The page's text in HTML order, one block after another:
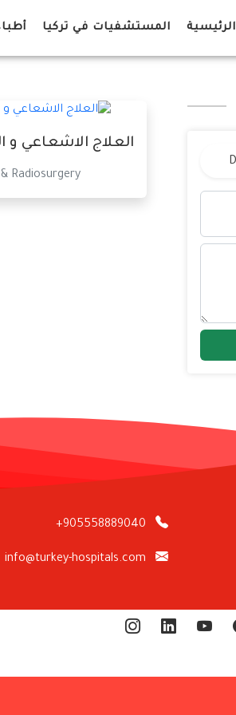
الرئيسية المستشفيات في تركيا
العلاج الاشعاعي و
Radiosurgery
+905558889040
info@turkey-hospitals.com